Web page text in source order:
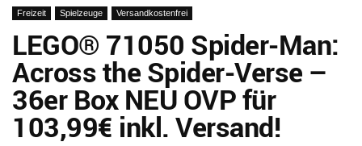
Freizeit Spielzeuge Versandkostenfrei
LEGO® 71050 Spider-Man:
Across the Spider-Verse –
36er Box NEU OVP für
103,99€ inkl. Versand!